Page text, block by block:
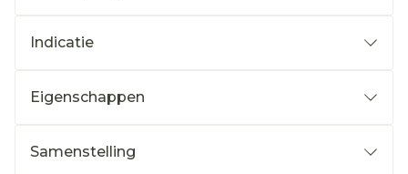
Indicatie
Eigenschappen
Samenstelling